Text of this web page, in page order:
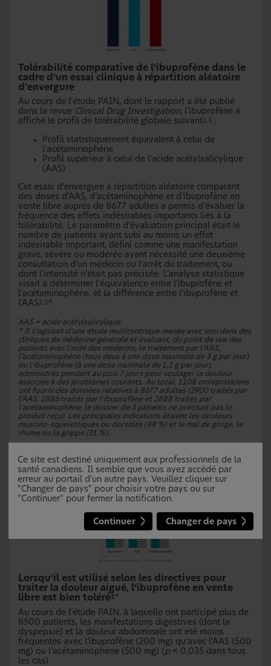
Tolérabilité comparative de l’ibuprofène dans le
cadre d’un essai clinique à répartition aléatoire
d’envergure
Au cours de l’étude PAIN, dont le rapport a été publié
dans la revue Clinical Drug Investigation, l’ibuprofène a
affiché le profil de tolérabilité globale suivant 2,3 :
Profil statistiquement équivalent à celui de
l’acétaminophène
Profil supérieur à celui de l’acide acétylsalicylique
(AAS)
Cet essai d’envergure à répartition aléatoire comparant
des doses d’AAS, d’acétaminophène et d’ibuprofène en
vente libre auprès de 8677 adultes a permis d’évaluer la
fréquence des effets indésirables importants liés à la
tolérabilité. Le paramètre d’évaluation principal était le
nombre de patients ayant subi au moins un effet
indésirable important, défini comme une manifestation
grave, sévère ou modérée ayant nécessité une deuxième
consultation d’un médecin ou l’arrêt du traitement, ou
dont l’intensité n’était pas précisée. L’analyse statistique
visait à déterminer l’équivalence entre l’ibuprofène et
l’acétaminophène, et la différence entre l’ibuprofène et
l’AAS 2,3 *.
AAS = acide acétylsalicylique.
* Il s’agissait d’une étude multicentrique menée avec insu dans des
cliniques de médecine générale et évaluant, du point de vue des
patients avec l’aide des médecins, le traitement par l’AAS,
l’acétaminophène (tous deux à une dose maximale de 3 g par jour)
ou l’ibuprofène (à une dose maximale de 1,2 g par jour),
administrés pendant au plus 7 jours pour soulager la douleur
associée à des problèmes courants. Au total, 1108 omnipraticiens
ont fourni des données relatives à 8677 adultes (2900 traités par
l’AAS, 2886 traités par l’ibuprofène et 2888 traités par
l’acétaminophène; le dossier de 3 patients ne précisait pas le
produit reçu). Les principales indications étaient les douleurs
musculo-squelettiques ou dorsales (48 %) et le mal de gorge, le
rhume ou la grippe (31 %).
Lorsqu’il est utilisé selon les directives pour
traiter la douleur aiguë, l’ibuprofène en vente
libre est bien toléré2*
Au cours de l’étude PAIN, à laquelle ont participé plus de
8500 patients, les manifestations digestives (dont la
dyspepsie) et la douleur abdominale ont été moins
fréquentes avec l’ibuprofène (200 mg) qu’avec l’AAS (500
mg) ou l’acétaminophène (500 mg) ( p< 0,035 dans tous
les cas)
Ce site est destiné uniquement aux professionnels de la
santé canadiens. Il semble que vous ayez accédé par
erreur au portail d'un autre pays. Veuillez cliquer sur
"Changer de pays" pour choisir votre pays ou sur
"Continuer" pour fermer la notification.
Continuer Changer de pays